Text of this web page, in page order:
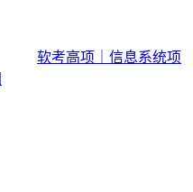
软考高项｜信息系统项